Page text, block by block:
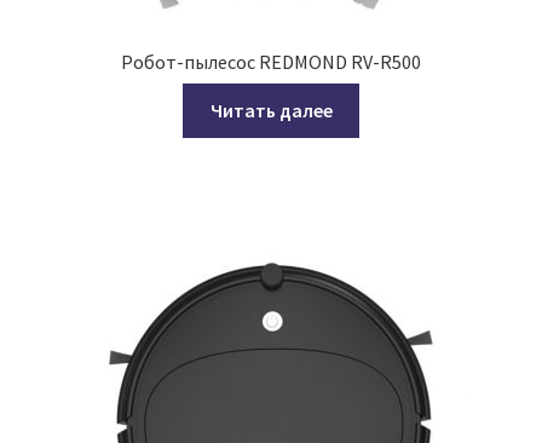
Робот-пылесос REDMOND RV-R500
Читать далее